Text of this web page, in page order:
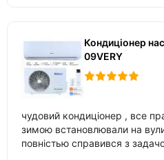
Кондиціонер
09VERY
чудовий кондиціонер , все
зимою встановлювали на
повністью справився з